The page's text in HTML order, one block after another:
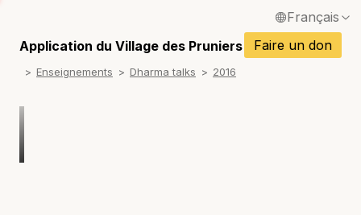
Français
English / Anglais
Español / Espagnol
Application du Village des Pruniers Faire un don
Enseignements Dharma talks 2016